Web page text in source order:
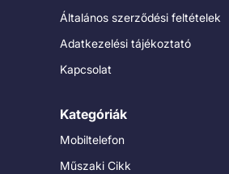
Általános szerződési feltételek
Adatkezelési tájékoztató
Kapcsolat
Kategóriák
Mobiltelefon
Műszaki Cikk